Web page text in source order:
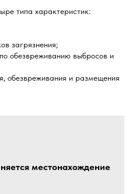
типа характеристик:
загрязнения;
обезвреживанию выбросов и
обезвреживания и размещения
местонахождение